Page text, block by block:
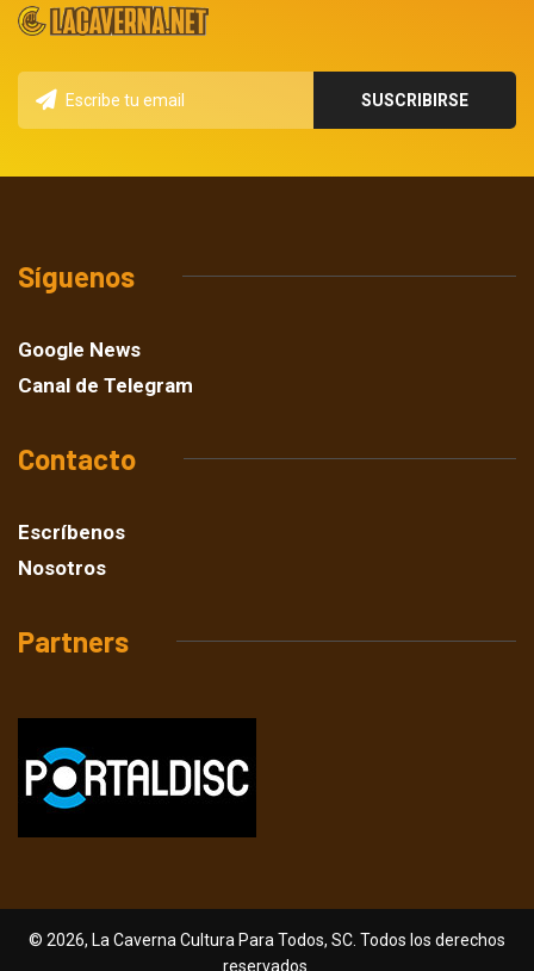
Síguenos
Google News
Canal de Telegram
Contacto
Escríbenos
Nosotros
Partners
© 2026, La Caverna Cultura Para Todos, SC. Todos los derechos
reservados.